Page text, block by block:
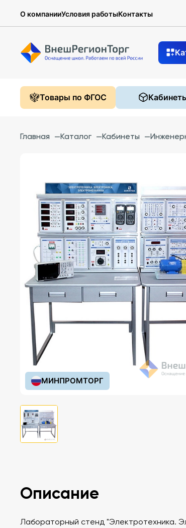
О компанииУсловия работыКонтакты
Товары по ФГОС
Главная —Каталог —Кабинеты —
МИНПРОМТОРГ
Описание
Лабораторный стенд "Электротехника.